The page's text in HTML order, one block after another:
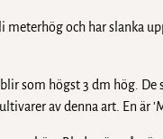
och har slanka
som högst 3 dm hög. De
av denna art. En är